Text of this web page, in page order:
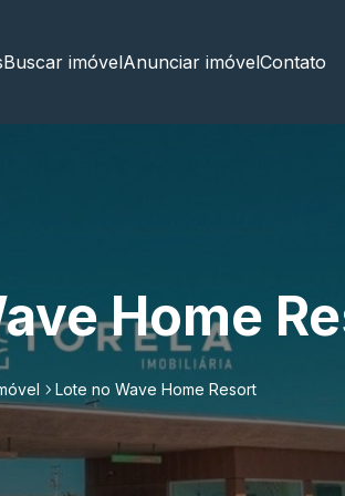
Buscar imóvelAnunciar imóvelContato
Home
Lote no Wave Home Resort